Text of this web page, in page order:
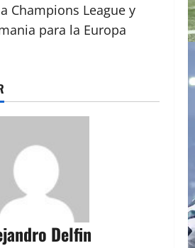
Champions League y
para la Europa
Delfin